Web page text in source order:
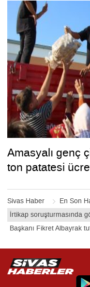
Sivas Haber
En Son
İrtikap soruşturmasında
Başkanı Fikret Albayrak
Amasyalı genç
ton patatesi